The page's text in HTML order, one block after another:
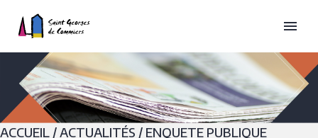
ACCUEIL /ACTUALITÉS / ENQUETE PUBLIQUE